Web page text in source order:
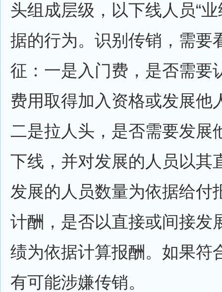
头组成层级，以下线人员“
据的行为。识别传销，需要
征：一是入门费，是否需要
费用取得加入资格或发展他
二是拉人头，是否需要发展
下线，并对发展的人员以其
发展的人员数量为依据给付
计酬，是否以直接或间接发
绩为依据计算报酬。如果符
有可能涉嫌传销。